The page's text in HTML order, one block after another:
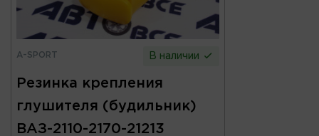
A-SPORT В наличии
Резинка крепления
глушителя (будильник)
ВАЗ-2110-2170-21213